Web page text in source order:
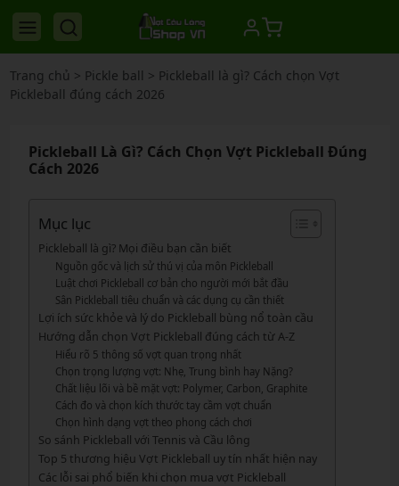
Trang chủ > Pickle ball > Pickleball là gì? Cách chọn Vợt
Pickleball đúng cách 2026
Pickleball Là Gì? Cách Chọn Vợt Pickleball Đúng
Cách 2026
Mục lục
Pickleball là gì? Mọi điều bạn cần biết
Nguồn gốc và lịch sử thú vị của môn Pickleball
Luật chơi Pickleball cơ bản cho người mới bắt đầu
Sân Pickleball tiêu chuẩn và các dụng cụ cần thiết
Lợi ích sức khỏe và lý do Pickleball bùng nổ toàn cầu
Hướng dẫn chọn Vợt Pickleball đúng cách từ A-Z
Hiểu rõ 5 thông số vợt quan trọng nhất
Chọn trọng lượng vợt: Nhẹ, Trung bình hay Nặng?
Chất liệu lõi và bề mặt vợt: Polymer, Carbon, Graphite
Cách đo và chọn kích thước tay cầm vợt chuẩn
Chọn hình dạng vợt theo phong cách chơi
So sánh Pickleball với Tennis và Cầu lông
Top 5 thương hiệu Vợt Pickleball uy tín nhất hiện nay
Các lỗi sai phổ biến khi chọn mua vợt Pickleball